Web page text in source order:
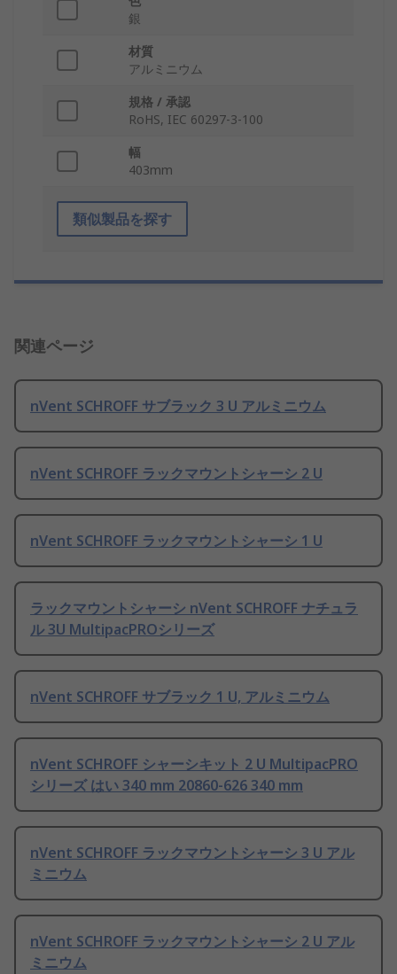
銀
材質
アルミニウム
規格 / 承認
RoHS, IEC 60297-3-100
幅
403mm
類似製品を探す
関連ページ
nVent SCHROFF サブラック 3 U アルミニウム
nVent SCHROFF ラックマウントシャーシ 2 U
nVent SCHROFF ラックマウントシャーシ 1 U
ラックマウントシャーシ nVent SCHROFF ナチュラ
ル 3U MultipacPROシリーズ
nVent SCHROFF サブラック 1 U, アルミニウム
nVent SCHROFF シャーシキット 2 U MultipacPRO
シリーズ はい 340 mm 20860-626 340 mm
nVent SCHROFF ラックマウントシャーシ 3 U アル
ミニウム
nVent SCHROFF ラックマウントシャーシ 2 U アル
ミニウム